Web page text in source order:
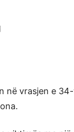
në vrasjen e